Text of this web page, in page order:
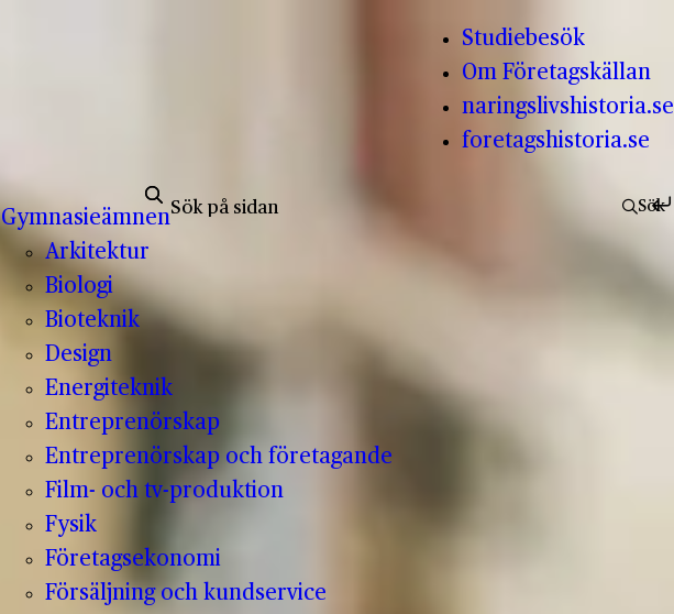
Studiebesök
Om Företagskällan
naringslivshistoria.se
foretagshistoria.se
Gymnasieämnen
Arkitektur
Biologi
Bioteknik
Design
Energiteknik
Entreprenörskap
Entreprenörskap och företagande
Film- och tv-produktion
Fysik
Företagsekonomi
Försäljning och kundservice
Sök efter: Sök